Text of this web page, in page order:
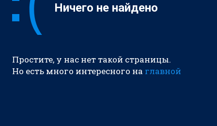
Ничего не найдено
Простите, у нас нет такой страницы.
Но есть много интересного на главной